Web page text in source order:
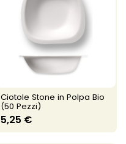
Ciotole Stone in Polpa Bio
(50 Pezzi)
5,25 €